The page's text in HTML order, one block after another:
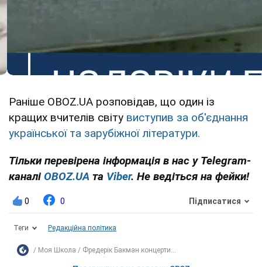
Раніше OBOZ.UA розповідав, що один із
кращих вчителів світу виступив за об'єднання
української та зарубіжної літератури.
Тільки перевірена інформація в нас у Telegram-
каналі OBOZ.UA та Viber. Не ведіться на фейки!
0 0 Підписатися
Теги Редакційна політика
Моя Школа Фредерік Бакман концерти...